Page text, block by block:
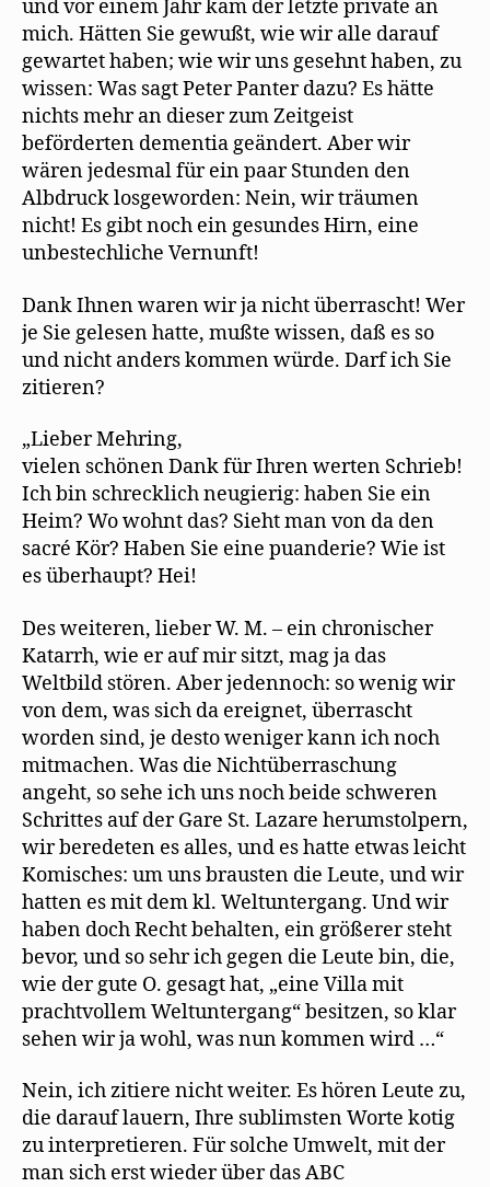
und vor einem Jahr kam der letzte private an
mich. Hätten Sie gewußt, wie wir alle darauf
gewartet haben; wie wir uns gesehnt haben, zu
wissen: Was sagt Peter Panter dazu? Es hätte
nichts mehr an dieser zum Zeitgeist
beförderten dementia geändert. Aber wir
wären jedesmal für ein paar Stunden den
Albdruck losgeworden: Nein, wir träumen
nicht! Es gibt noch ein gesundes Hirn, eine
unbestechliche Vernunft!
Dank Ihnen waren wir ja nicht überrascht! Wer
je Sie gelesen hatte, mußte wissen, daß es so
und nicht anders kommen würde. Darf ich Sie
zitieren?
„Lieber Mehring,
vielen schönen Dank für Ihren werten Schrieb!
Ich bin schrecklich neugierig: haben Sie ein
Heim? Wo wohnt das? Sieht man von da den
sacré Kör? Haben Sie eine puanderie? Wie ist
es überhaupt? Hei!
Des weiteren, lieber W. M. – ein chronischer
Katarrh, wie er auf mir sitzt, mag ja das
Weltbild stören. Aber jedennoch: so wenig wir
von dem, was sich da ereignet, überrascht
worden sind, je desto weniger kann ich noch
mitmachen. Was die Nichtüberraschung
angeht, so sehe ich uns noch beide schweren
Schrittes auf der Gare St. Lazare herumstolpern,
wir beredeten es alles, und es hatte etwas leicht
Komisches: um uns brausten die Leute, und wir
hatten es mit dem kl. Weltuntergang. Und wir
haben doch Recht behalten, ein größerer steht
bevor, und so sehr ich gegen die Leute bin, die,
wie der gute O. gesagt hat, „eine Villa mit
prachtvollem Weltuntergang“ besitzen, so klar
sehen wir ja wohl, was nun kommen wird …“
Nein, ich zitiere nicht weiter. Es hören Leute zu,
die darauf lauern, Ihre sublimsten Worte kotig
zu interpretieren. Für solche Umwelt, mit der
man sich erst wieder über das ABC